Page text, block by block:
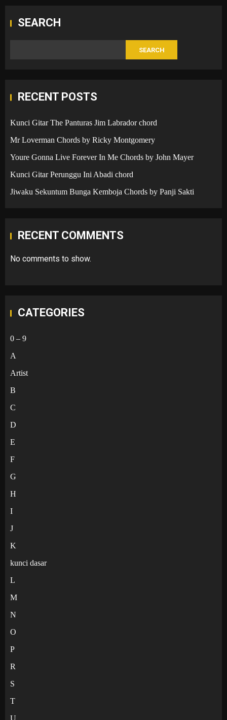
SEARCH
SEARCH
RECENT POSTS
Kunci Gitar The Panturas Jim Labrador chord
Mr Loverman Chords by Ricky Montgomery
Youre Gonna Live Forever In Me Chords by John Mayer
Kunci Gitar Perunggu Ini Abadi chord
Jiwaku Sekuntum Bunga Kemboja Chords by Panji Sakti
RECENT COMMENTS
No comments to show.
CATEGORIES
0 – 9
A
Artist
B
C
D
E
F
G
H
I
J
K
kunci dasar
L
M
N
O
P
R
S
T
U